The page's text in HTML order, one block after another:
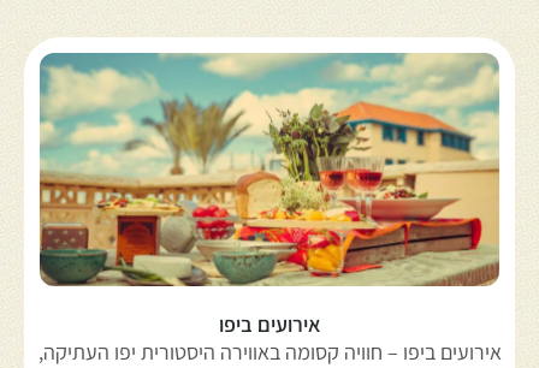
אירועים ביפו
אירועים ביפו – חוויה קסומה באווירה היסטורית יפו העתיקה,